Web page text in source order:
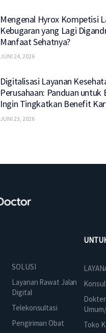
Mengenal Hyrox Kompetisi
Kebugaran yang Lagi
Manfaat Sehatnya?
JUNI 24, 2026
Digitalisasi Layanan
Perusahaan: Panduan untuk
Ingin Tingkatkan Benefit
JUNI 23, 2026
SOLUSI
Layanan Rawat Jalan
Digital
Telekonsultasi
Pengiriman Obat
Dokter
Toko